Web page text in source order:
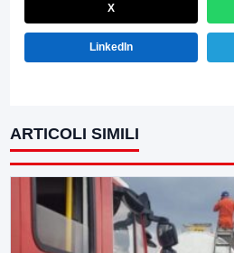
X
LinkedIn
ARTICOLI SIMILI